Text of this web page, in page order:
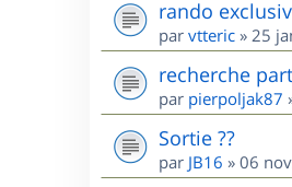
rando
par vtteric » 25
recherche
par pierpoljak87
Sortie ??
par JB16 » 06